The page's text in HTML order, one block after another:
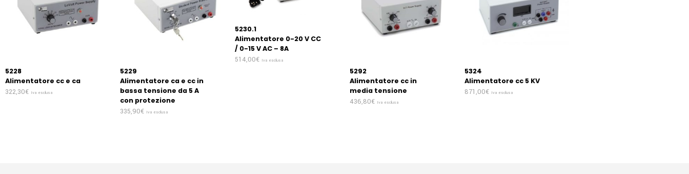
5228
Alimentatore cc e ca
322,30€ Iva esclusa
5229
Alimentatore ca e cc in
bassa tensione da 5 A
con protezione
335,90€ Iva esclusa
5230.1
Alimentatore 0-20 V CC
/ 0-15 V AC – 8A
514,00€ Iva esclusa
5292
Alimentatore cc in
media tensione
436,80€ Iva esclusa
5324
Alimentatore cc 5 KV
871,00€ Iva esclusa